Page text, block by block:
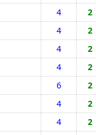
4 2
4 2
4 2
4 2
6 2
4 2
4 2